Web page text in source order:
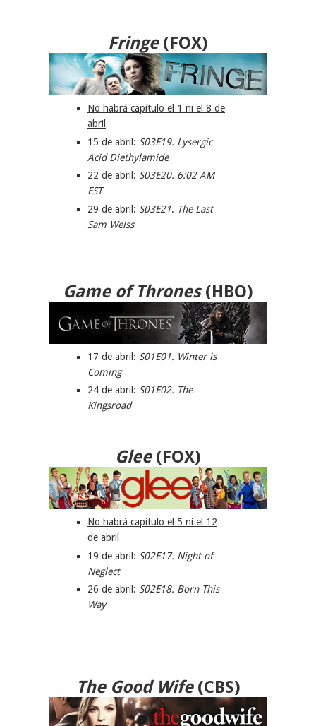
Fringe(FOX)
No habrá capítulo el 1 ni el 8 de
abril
15 de abril: S03E19. Lysergic
Acid Diethylamide
22 de abril: S03E20. 6:02 AM
EST
29 de abril: S03E21. The Last
Sam Weiss
Game of Thrones(HBO)
17 de abril: S01E01. Winter is
Coming
24 de abril: S01E02. The
Kingsroad
Glee(FOX)
No habrá capítulo el 5 ni el 12
de abril
19 de abril: S02E17. Night of
Neglect
26 de abril: S02E18. Born This
Way
The Good Wife(CBS)